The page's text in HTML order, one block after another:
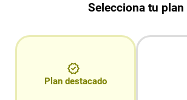
Selecciona tu plan
Plan destacado